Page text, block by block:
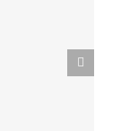
nosotros